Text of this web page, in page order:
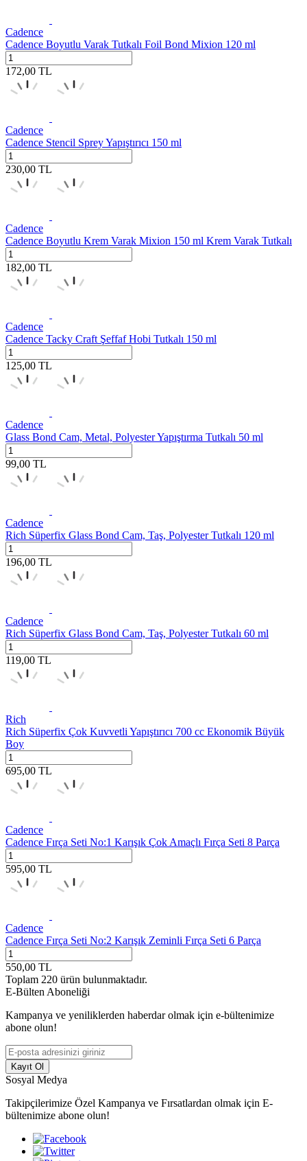
Cadence
Cadence Boyutlu Varak Tutkalı Foil Bond Mixion 120 ml
172,00 TL
Cadence
Cadence Stencil Sprey Yapıştırıcı 150 ml
230,00 TL
Cadence
Cadence Boyutlu Krem Varak Mixion 150 ml Krem Varak Tutkalı
182,00 TL
Cadence
Cadence Tacky Craft Şeffaf Hobi Tutkalı 150 ml
125,00 TL
Cadence
Glass Bond Cam, Metal, Polyester Yapıştırma Tutkalı 50 ml
99,00 TL
Cadence
Rich Süperfix Glass Bond Cam, Taş, Polyester Tutkalı 120 ml
196,00 TL
Cadence
Rich Süperfix Glass Bond Cam, Taş, Polyester Tutkalı 60 ml
119,00 TL
Rich
Rich Süperfix Çok Kuvvetli Yapıştırıcı 700 cc Ekonomik Büyük
Boy
695,00 TL
Cadence
Cadence Fırça Seti No:1 Karışık Çok Amaçlı Fırça Seti 8 Parça
595,00 TL
Cadence
Cadence Fırça Seti No:2 Karışık Zeminli Fırça Seti 6 Parça
550,00 TL
Toplam 220 ürün bulunmaktadır.
E-Bülten Aboneliği
Kampanya ve yeniliklerden haberdar olmak için e-bültenimize
abone olun!
Kayıt Ol
Sosyal Medya
Takipçilerimize Özel Kampanya ve Fırsatlardan olmak için E-
bültenimize abone olun!